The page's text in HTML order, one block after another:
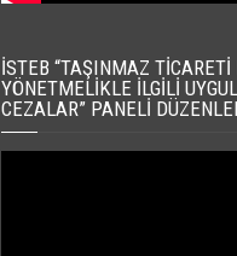
İSTEB “TAŞINMAZ
YÖNETMELIKLE İLGILI
CEZALAR” PANELI